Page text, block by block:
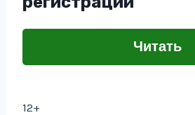
Читать
12+